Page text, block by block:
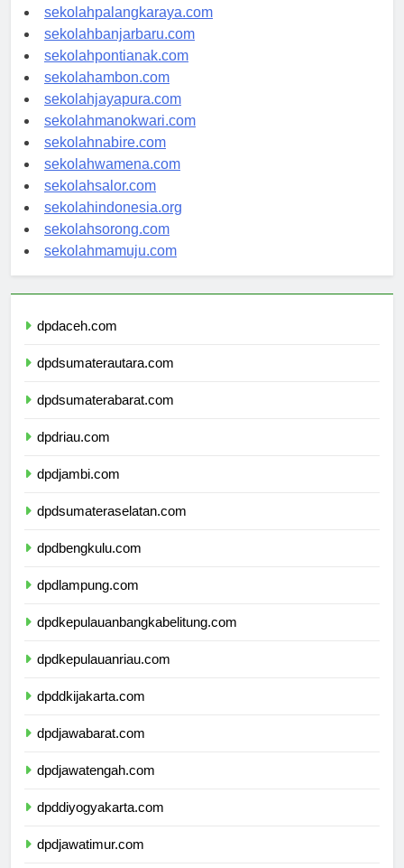
sekolahpalangkaraya.com
sekolahbanjarbaru.com
sekolahpontianak.com
sekolahambon.com
sekolahjayapura.com
sekolahmanokwari.com
sekolahnabire.com
sekolahwamena.com
sekolahsalor.com
sekolahindonesia.org
sekolahsorong.com
sekolahmamuju.com
dpdaceh.com
dpdsumaterautara.com
dpdsumaterabarat.com
dpdriau.com
dpdjambi.com
dpdsumateraselatan.com
dpdbengkulu.com
dpdlampung.com
dpdkepulauanbangkabelitung.com
dpdkepulauanriau.com
dpddkijakarta.com
dpdjawabarat.com
dpdjawatengah.com
dpddiyogyakarta.com
dpdjawatimur.com